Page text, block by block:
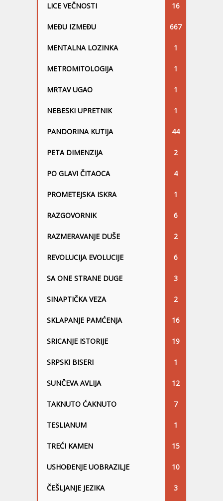
LICE VEČNOSTI 16
MEĐU IZMEĐU 667
MENTALNA LOZINKA 1
METROMITOLOGIJA 1
MRTAV UGAO 1
NEBESKI UPRETNIK 1
PANDORINA KUTIJA 44
PETA DIMENZIJA 2
PO GLAVI ČITAOCA 4
PROMETEJSKA ISKRA 1
RAZGOVORNIK 6
RAZMERAVANJE DUŠE 2
REVOLUCIJA EVOLUCIJE 6
SA ONE STRANE DUGE 3
SINAPTIČKA VEZA 2
SKLAPANJE PAMĆENJA 16
SRICANJE ISTORIJE 19
SRPSKI BISERI 1
SUNČEVA AVLIJA 12
TAKNUTO ĆAKNUTO 7
TESLIANUM 1
TREĆI KAMEN 15
USHOĐENJE UOBRAZILJE 10
ČEŠLJANJE JEZIKA 3